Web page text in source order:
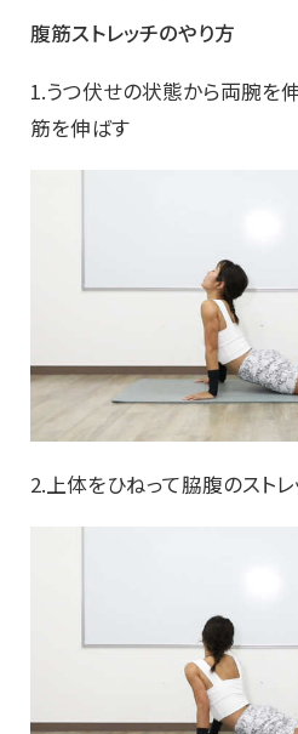
腹筋ストレッチのやり方
1.うつ伏せの状態から両腕を
筋を伸ばす
2.上体をひねって脇腹のストレ